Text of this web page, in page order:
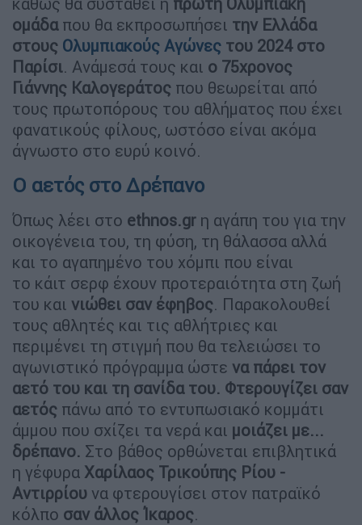
ομάδαπου θα εκπροσωπήσει την Ελλάδα
στους Ολυμπιακούς Αγώνες του 2024 στο
Παρίσι. Ανάμεσά τους και ο 75χρονος
Γιάννης Καλογεράτος που θεωρείται από
τους πρωτοπόρους του αθλήματος που έχει
φανατικούς φίλους, ωστόσο είναι ακόμα
άγνωστο στο ευρύ κοινό.
Ο αετός στο Δρέπανο
Όπως λέει στο ethnos.gr η αγάπη του για την
οικογένεια του, τη φύση, τη θάλασσα αλλά
και το αγαπημένο του χόμπι που είναι
το κάιτ σερφ έχουν προτεραιότητα στη ζωή
του και νιώθει σαν έφηβος. Παρακολουθεί
τους αθλητές και τις αθλήτριες και
περιμένει τη στιγμή που θα τελειώσει το
αγωνιστικό πρόγραμμα ώστε να πάρει τον
αετό του και τη σανίδα του. Φτερουγίζει σαν
αετός πάνω από το εντυπωσιακό κομμάτι
άμμου που σχίζει τα νερά και μοιάζει με...
δρέπανο. Στο βάθος ορθώνεται επιβλητικά
η γέφυρα Χαρίλαος Τρικούπης Ρίου -
Αντιρρίου να φτερουγίσει στον πατραϊκό
κόλπο σαν άλλος Ίκαρος.